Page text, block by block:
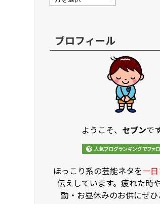
プロフィール
ようこそ、 セブンで
ほっこり系の芸能ネタを一
伝えしています。疲れた時
勤・お昼休みのお供にぜひ